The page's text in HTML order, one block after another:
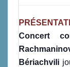
Concert
Bériachvili